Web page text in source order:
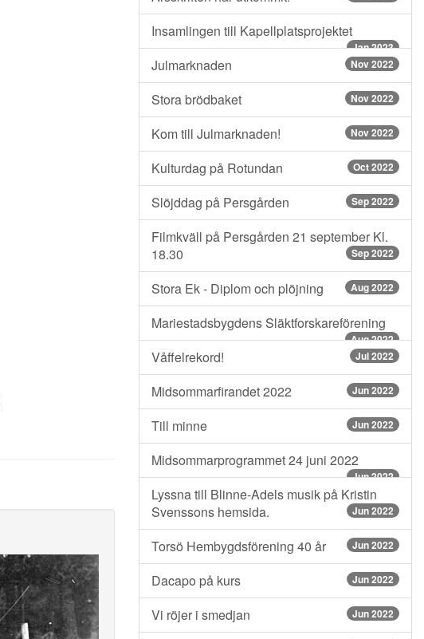
Insamlingen till Kapellplatsprojektet
Jan 2023
Julmarknaden Nov 2022
Stora brödbaket Nov 2022
Kom till Julmarknaden! Nov 2022
Kulturdag på Rotundan Oct 2022
Slöjddag på Persgården Sep 2022
Filmkväll på Persgården 21 september Kl.
18.30
Sep 2022
Stora Ek - Diplom och plöjning Aug 2022
Mariestadsbygdens Släktforskareförening
Aug 2022
Våffelrekord! Jul 2022
Midsommarfirandet 2022 Jun 2022
Till minne Jun 2022
Midsommarprogrammet 24 juni 2022
Jun 2022
Lyssna till Blinne-Adels musik på Kristin
Svenssons hemsida.
Jun 2022
Torsö Hembygdsförening 40 år Jun 2022
Dacapo på kurs Jun 2022
Vi röjer i smedjan Jun 2022